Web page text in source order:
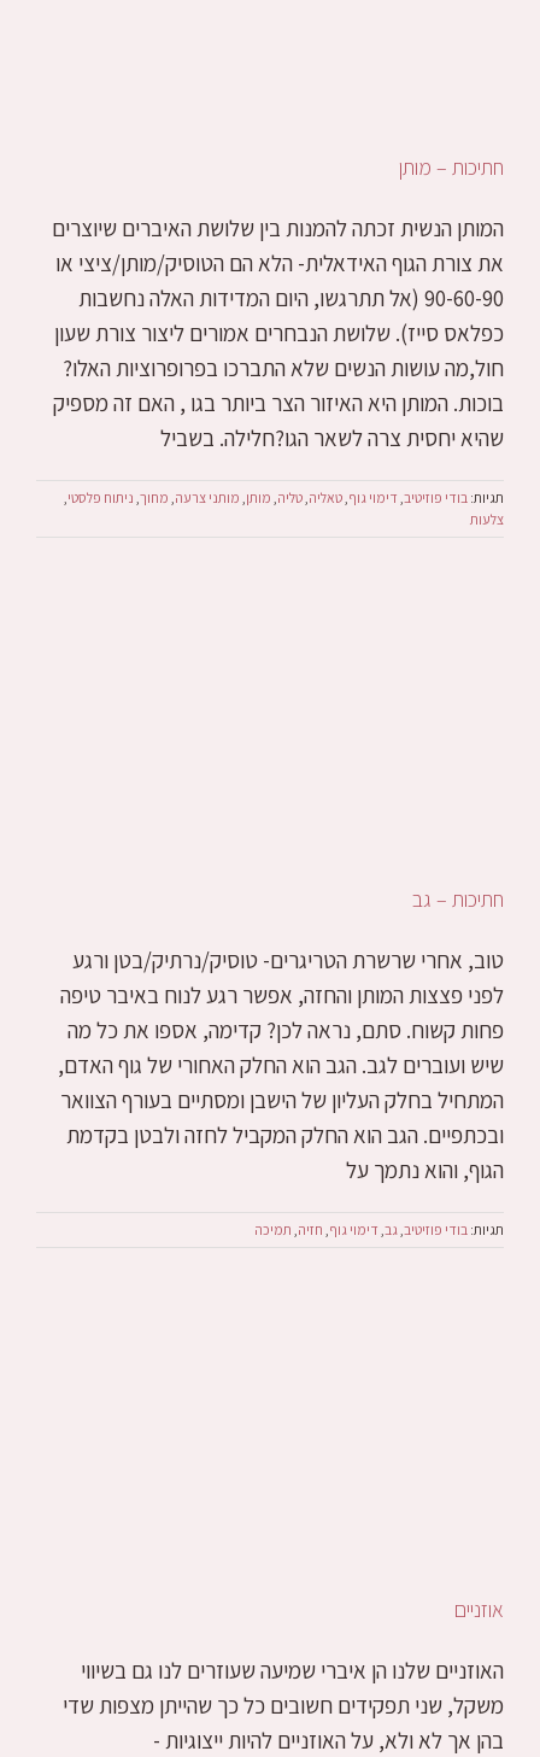
חתיכות – מותן
המותן הנשית זכתה להמנות בין שלושת האיברים שיוצרים
את צורת הגוף האידאלית- הלא הם הטוסיק/מותן/ציצי או
90-60-90 (אל תתרגשו, היום המדידות האלה נחשבות
כפלאס סייז). שלושת הנבחרים אמורים ליצור צורת שעון
חול,מה עושות הנשים שלא התברכו בפרופרוציות האלו?
בוכות. המותן היא האיזור הצר ביותר בגו , האם זה מספיק
שהיא יחסית צרה לשאר הגו?חלילה. בשביל
תגיות: בודי פוזיטיב, דימוי גוף,טאליה,טליה, מותן, מותני צרעה, מחוך, ניתוח פלסטי,
צלעות
חתיכות – גב
טוב, אחרי שרשרת הטריגרים- טוסיק/נרתיק/בטן ורגע
לפני פצצות המותן והחזה, אפשר רגע לנוח באיבר טיפה
פחות קשוח. סתם, נראה לכן? קדימה, אספו את כל מה
שיש ועוברים לגב. הגב הוא החלק האחורי של גוף האדם,
המתחיל בחלק העליון של הישבן ומסתיים בעורף הצוואר
ובכתפיים. הגב הוא החלק המקביל לחזה ולבטן בקדמת
הגוף, והוא נתמך על
תגיות: בודי פוזיטיב,גב, דימוי גוף, חזיה, תמיכה
אוזניים
האוזניים שלנו הן איברי שמיעה שעוזרים לנו גם בשיווי
משקל, שני תפקידים חשובים כל כך שהייתן מצפות שדי
בהן אך לא ולא, על האוזניים להיות ייצוגיות -